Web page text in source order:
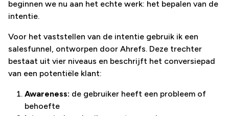
beginnen we nu aan het echte werk: het bepalen van de
intentie.
Voor het vaststellen van de intentie gebruik ik een
salesfunnel, ontworpen door Ahrefs. Deze trechter
bestaat uit vier niveaus en beschrijft het conversiepad
van een potentiële klant:
Awareness: de gebruiker heeft een probleem of
behoefte